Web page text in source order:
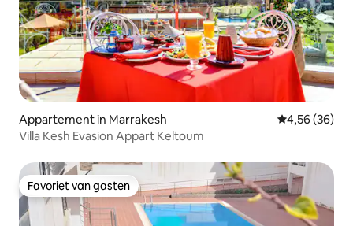
Appartement in Marrakesh Gemiddelde
4,56 (36)
Villa Kesh Evasion Appart Keltoum
Favoriet van gasten
Favoriet van gasten